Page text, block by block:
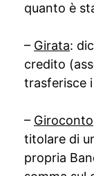
quanto è
– Girata:
credito
trasferisce
– Giroconto
titolare di
propria